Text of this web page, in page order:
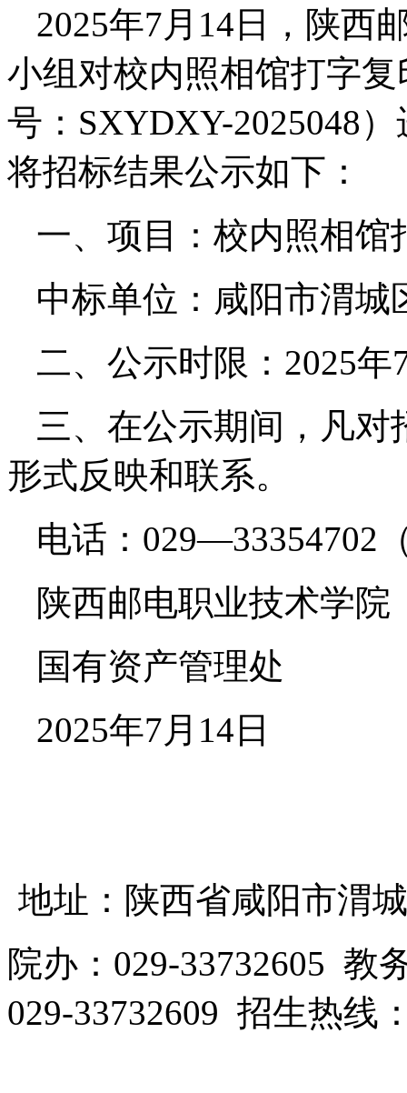
2025年7月14日，陕西
小组对校内照相馆打字
号：SXYDXY-2025048
将招标结果公示如下：
一、项目：校内照相馆
中标单位：咸阳市渭城
二、公示时限：2025
三、在公示期间，凡
形式反映和联系。
电话：029—33354702
陕西邮电职业技术学院
国有资产管理处
2025年7月14日
地址：陕西省咸阳市渭
院办：029-33732605 教
029-33732609 招生热线